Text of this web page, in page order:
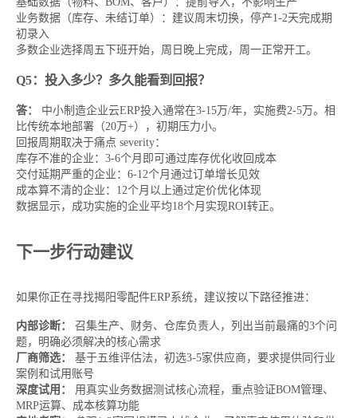
业务数据（库存、未结订单）：建议周末切换，停产1-2天完成期
初录入
多数企业选择周五下班开始，周日晚上完成，周一正常开工。
Q5：投入多少？多久能看到回报？
答：
中小制造企业云ERP投入通常在3-15万/年，实施费2-5万。相
比传统本地部署（20万+），初期压力小。
回报周期取决于痛点 severity：
库存不准的企业：3-6个月即可通过库存优化收回成本
交付延期严重的企业：6-12个月通过订单增长见效
成本算不清的企业：12个月以上通过定价优化体现
数据显示，成功实施的企业平均18个月实现ROI转正。
下一步行动建议
如果你正在寻找揭阳零配件ERP系统，建议按以下路径推进：
内部诊断：
召集生产、财务、仓库负责人，列出当前最痛的3个问
题，明确必须解决的核心需求
厂商筛选：
基于五维评估法，初选3-5家供应商，要求提供同行业
案例和试用账号
深度试用：
用真实业务数据测试核心流程，重点验证BOM管理、
MRP运算、成本核算功能